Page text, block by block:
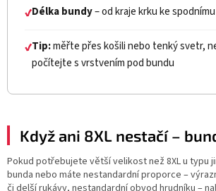
✔Délka bundy– od kraje krku ke
✔Tip:měřte přes košili nebo tenký svetr,
počítejte s vrstvením pod bundu
Když ani 8XL nestačí –
Pokud potřebujete větší velikost než 8XL u typu
bunda nebo máte nestandardní proporce –
či delší rukávy, nestandardní obvod hrudníku –